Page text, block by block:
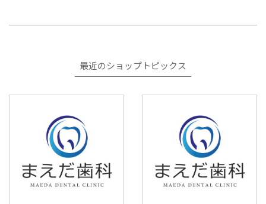
最近のショップトピックス